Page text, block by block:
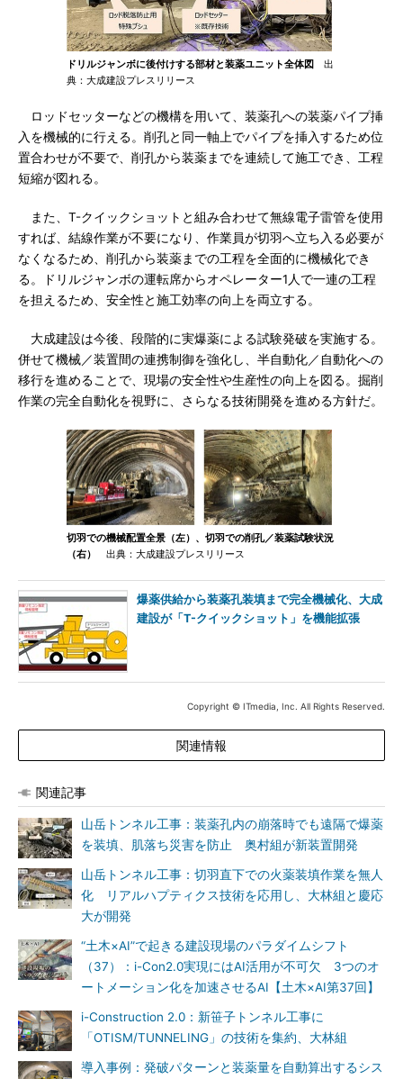
ドリルジャンボに後付けする部材と装薬ユニット全体図
出
典：大成建設プレスリリース
ロッドセッターなどの機構を用いて、装薬孔への装薬パイプ挿
入を機械的に行える。削孔と同一軸上でパイプを挿入するため位
置合わせが不要で、削孔から装薬までを連続して施工でき、工程
短縮が図れる。
また、T-クイックショットと組み合わせて無線電子雷管を使用
すれば、結線作業が不要になり、作業員が切羽へ立ち入る必要が
なくなるため、削孔から装薬までの工程を全面的に機械化でき
る。ドリルジャンボの運転席からオペレーター1人で一連の工程
を担えるため、安全性と施工効率の向上を両立する。
大成建設は今後、段階的に実爆薬による試験発破を実施する。
併せて機械／装置間の連携制御を強化し、半自動化／自動化への
移行を進めることで、現場の安全性や生産性の向上を図る。掘削
作業の完全自動化を視野に、さらなる技術開発を進める方針だ。
切羽での機械配置全景（左）、切羽での削孔／装薬試験状況
（右）
出典：大成建設プレスリリース
爆薬供給から装薬孔装填まで完全機械化、大成
建設が「T-クイックショット」を機能拡張
Copyright © ITmedia, Inc. All Rights Reserved.
関連情報
関連記事
山岳トンネル工事：装薬孔内の崩落時でも遠隔で爆薬
を装填、肌落ち災害を防止 奥村組が新装置開発
山岳トンネル工事：切羽直下での火薬装填作業を無人
化 リアルハプティクス技術を応用し、大林組と慶応
大が開発
“土木×AI”で起きる建設現場のパラダイムシフト
（37）：i-Con2.0実現にはAI活用が不可欠 3つのオ
ートメーション化を加速させるAI【土木×AI第37回】
i-Construction 2.0：新笹子トンネル工事に
「OTISM/TUNNELING」の技術を集約、大林組
導入事例：発破パターンと装薬量を自動算出するシス